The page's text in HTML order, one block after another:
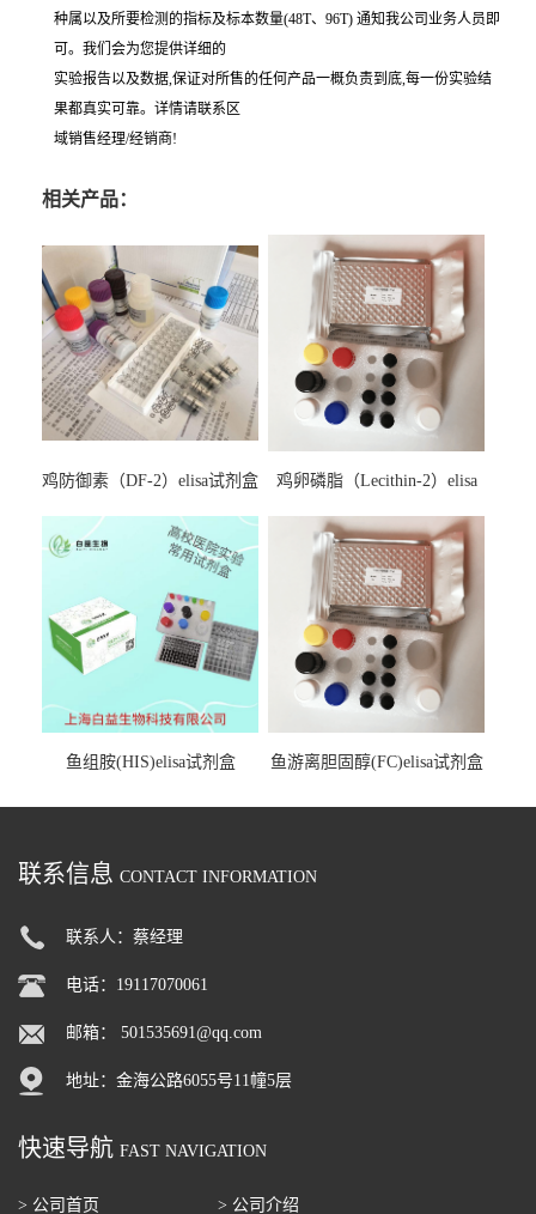
种属以及所要检测的指标及标本数量(48T、96T) 通知我公司业务人员即
可。我们会为您提供详细的
实验报告以及数据,保证对所售的任何产品一概负责到底,每一份实验结
果都真实可靠。详情请联系区
域销售经理/经销商!
相关产品：
鸡防御素（DF-2）elisa试剂盒
鸡卵磷脂（Lecithin-2）elisa
鱼组胺(HIS)elisa试剂盒 鱼游离胆固醇(FC)elisa试剂盒
联系信息 CONTACT INFORMATION
联系人：蔡经理
电话：19117070061
邮箱： 501535691@qq.com
地址：金海公路6055号11幢5层
快速导航 FAST NAVIGATION
> 公司首页 > 公司介绍